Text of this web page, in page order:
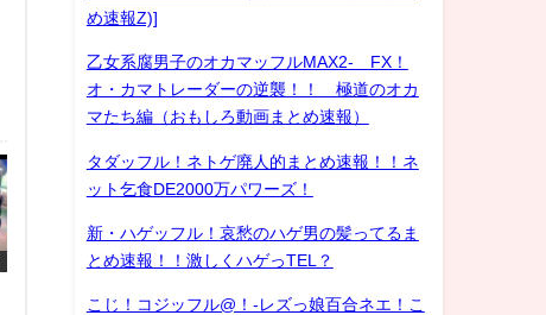
め速報Z)]
乙女系腐男子のオカマッフルMAX2- FX！
オ・カマトレーダーの逆襲！！ 極道のオカ
マたち編（おもしろ動画まとめ速報）
タダッフル！ネトゲ廃人的まとめ速報！！ネ
ット乞食DE2000万パワーズ！
新・ハゲッフル！哀愁のハゲ男の髪ってるま
とめ速報！！激しくハゲっTEL？
こじ！コジッフル@！-レズっ娘百合ネエ！こ